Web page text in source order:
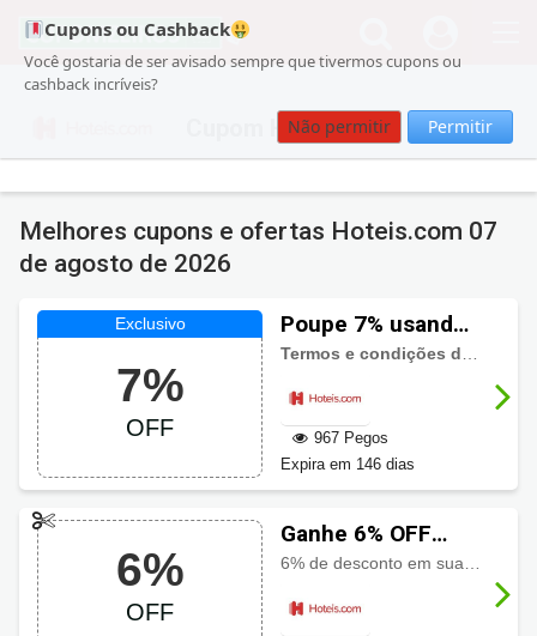
Cupons ou Cashback
Você gostaria de ser avisado sempre que tivermos cupons ou
cashback incríveis?
Não permitir Permitir
Cupom Hoteis.com
Melhores cupons e ofertas Hoteis.com 07
de agosto de 2026
7%
OFF
Poupe 7% usando
o cupom
Termos e condições de uso do cupom:
967 Pegos
Expira em 146 dias
6%
OFF
Ganhe 6% OFF
com Código
Hoteis.com